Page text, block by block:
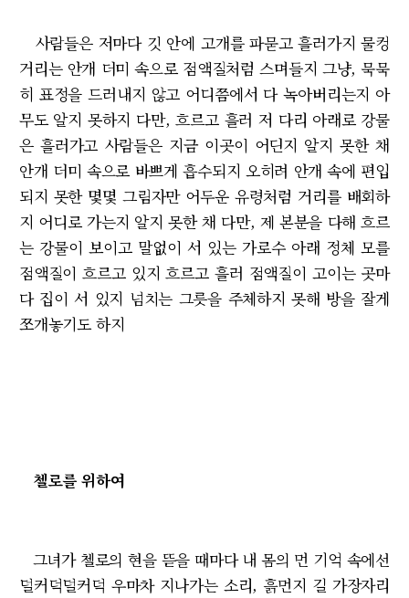
사람들은 저마다 깃 안에 고개를 파묻고 흘러가지 물컹
거리는 안개 더미 속으로 점액질처럼 스며들지 그냥, 묵묵
히 표정을 드러내지 않고 어디쯤에서 다 녹아버리는지 아
무도 알지 못하지 다만, 흐르고 흘러 저 다리 아래로 강물
은 흘러가고 사람들은 지금 이곳이 어딘지 알지 못한 채
안개 더미 속으로 바쁘게 흡수되지 오히려 안개 속에 편입
되지 못한 몇몇 그림자만 어두운 유령처럼 거리를 배회하
지 어디로 가는지 알지 못한 채 다만, 제 본분을 다해 흐르
는 강물이 보이고 말없이 서 있는 가로수 아래 정체 모를
점액질이 흐르고 있지 흐르고 흘러 점액질이 고이는 곳마
다 집이 서 있지 넘치는 그릇을 주체하지 못해 방을 잘게
쪼개놓기도 하지
첼로를 위하여
그녀가 첼로의 현을 뜯을 때마다 내 몸의 먼 기억 속에선
덜커덕덜커덕 우마차 지나가는 소리, 흙먼지 길 가장자리